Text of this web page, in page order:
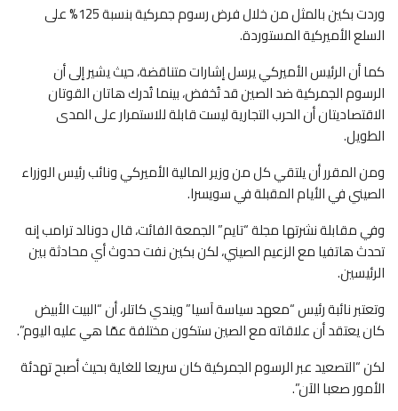
وردت بكين بالمثل من خلال فرض رسوم جمركية بنسبة 125% على
السلع الأميركية المستوردة.
كما أن الرئيس الأميركي يرسل إشارات متناقضة، حيث يشير إلى أن
الرسوم الجمركية ضد الصين قد تُخفض، بينما تُدرك هاتان القوتان
الاقتصاديتان أن الحرب التجارية ليست قابلة للاستمرار على المدى
الطويل.
ومن المقرر أن يلتقي كل من وزير المالية الأميركي ونائب رئيس الوزراء
الصيني في الأيام المقبلة في سويسرا.
وفي مقابلة نشرتها مجلة “تايم” الجمعة الفائت، قال دونالد ترامب إنه
تحدث هاتفيا مع الزعيم الصيني، لكن بكين نفت حدوث أي محادثة بين
الرئيسين.
وتعتبر نائبة رئيس “معهد سياسة آسيا” ويندي كاتلر، أن “البيت الأبيض
كان يعتقد أن علاقاته مع الصين ستكون مختلفة عمّا هي عليه اليوم”.
لكن “التصعيد عبر الرسوم الجمركية كان سريعا للغاية بحيث أصبح تهدئة
الأمور صعبا الآن”.